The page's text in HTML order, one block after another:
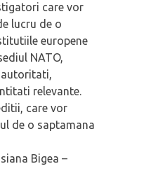
care vor
lucru de o
europene
NATO,
autoritati,
relevante.
care vor
de o saptamana
Bigea –